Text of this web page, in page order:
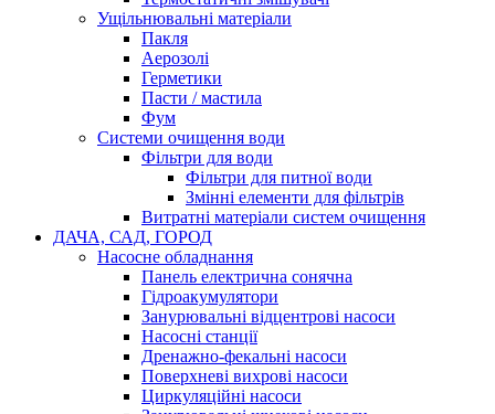
Ущільнювальні матеріали
Пакля
Аерозолі
Герметики
Пасти / мастила
Фум
Системи очищення води
Фільтри для води
Фільтри для питної води
Змінні елементи для фільтрів
Витратні матеріали систем очищення
ДАЧА, САД, ГОРОД
Насосне обладнання
Панель електрична сонячна
Гідроакумулятори
Занурювальні відцентрові насоси
Насосні станції
Дренажно-фекальні насоси
Поверхневі вихрові насоси
Циркуляційні насоси